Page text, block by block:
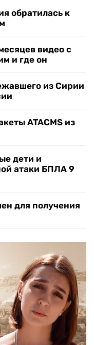
обратилась к
видео с
и где он
из Сирии
ATACMS из
дети и
атаки БПЛА 9
для получения